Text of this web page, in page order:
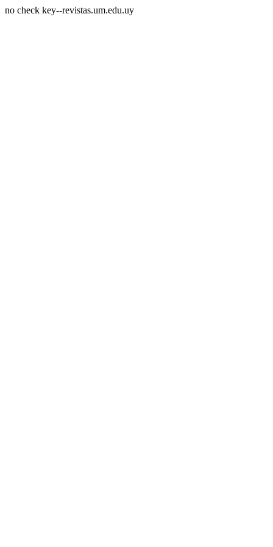
no check key--revistas.um.edu.uy